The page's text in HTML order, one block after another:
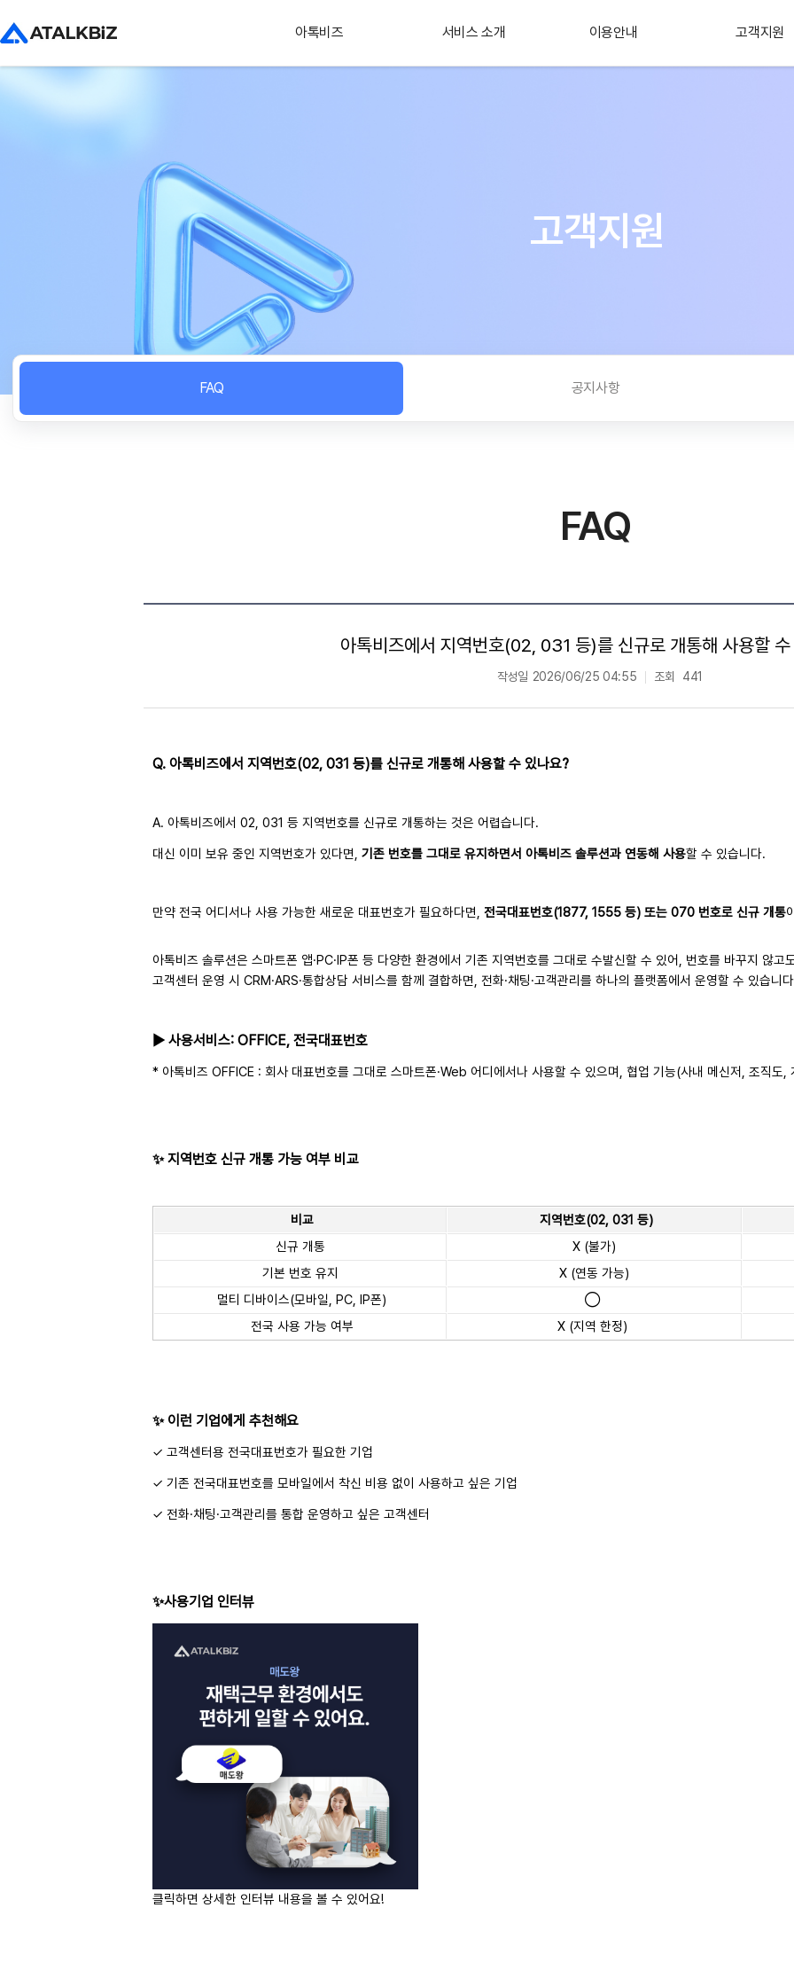
아톡비즈 서비스 소개 이용안내 고객지원
고객지원
FAQ 공지사항
FAQ
아톡비즈에서 지역번호(02, 031 등)를 신규로 개통해 사용할
작성일 2026/06/25 04:55 조회 441
Q. 아톡비즈에서 지역번호(02, 031 등)를 신규로 개통해 사용할 수 있나요?
A. 아톡비즈에서 02, 031 등 지역번호를 신규로 개통하는 것은 어렵습니다.
대신 이미 보유 중인 지역번호가 있다면, 기존 번호를 그대로 유지하면서 아톡비즈 솔루션과 연동해 사용할 수 있습니다.
만약 전국 어디서나 사용 가능한 새로운 대표번호가 필요하다면, 전국대표번호(1877, 1555 등) 또는 070 번호로 신규 개통
아톡비즈 솔루션은 스마트폰 앱·PC·IP폰 등 다양한 환경에서 기존 지역번호를 그대로 수발신할 수 있어, 번호를 바꾸지 않
고객센터 운영 시 CRM·ARS·통합상담 서비스를 함께 결합하면, 전화·채팅·고객관리를 하나의 플랫폼에서 운영할 수 있습니
▶ 사용서비스: OFFICE, 전국대표번호
* 아톡비즈 OFFICE : 회사 대표번호를 그대로 스마트폰·Web 어디에서나 사용할 수 있으며, 협업 기능(사내 메신저, 조직도,
✨ 지역번호 신규 개통 가능 여부 비교
비교 지역번호(02, 031 등)
신규 개통
X (불가)
기본 번호 유지
X (연동 가능)
멀티 디바이스(모바일, PC, IP폰)
◯
전국 사용 가능 여부
X (지역 한정)
✨ 이런 기업에게 추천해요
✓ 고객센터용 전국대표번호가 필요한 기업
✓ 기존 전국대표번호를 모바일에서 착신 비용 없이 사용하고 싶은 기업
✓ 전화·채팅·고객관리를 통합 운영하고 싶은 고객센터
✨사용기업 인터뷰
클릭하면 상세한 인터뷰 내용을 볼 수 있어요!